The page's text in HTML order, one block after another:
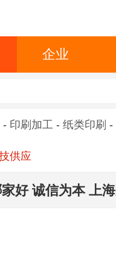
企业
- 印刷加工 - 纸类印刷 -
供应
好 诚信为本 上